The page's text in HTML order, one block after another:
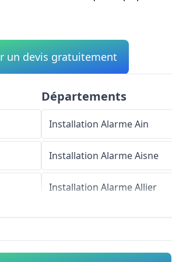
un devis gratuitement
Départements
Installation AlarmeAin
Installation AlarmeAisne
Installation AlarmeAllier
Installation AlarmeAlpes-
Installation AlarmeHautes-